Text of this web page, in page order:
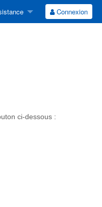
Connexion
ci-dessous :